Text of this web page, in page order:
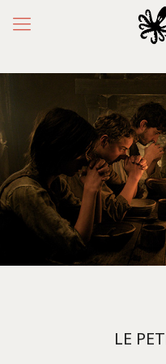
LE